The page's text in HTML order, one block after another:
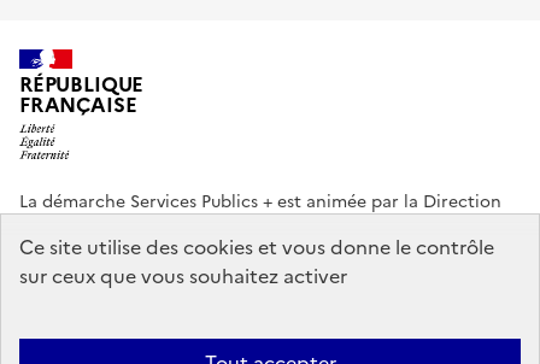
RÉPUBLIQUE
FRANÇAISE
La démarche Services Publics + est animée par la Direction
info.gouv.fr service-public.gouv.fr
legifrance.gouv.fr
data.gouv.fr
Ce site utilise des cookies et vous donne le contrôle
sur ceux que vous souhaitez activer